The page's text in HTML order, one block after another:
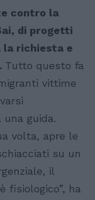
contro la
di progetti
richiesta e
Tutto questo fa
vittime
guida.
volta, apre le
su un
il
fisiologico”, ha